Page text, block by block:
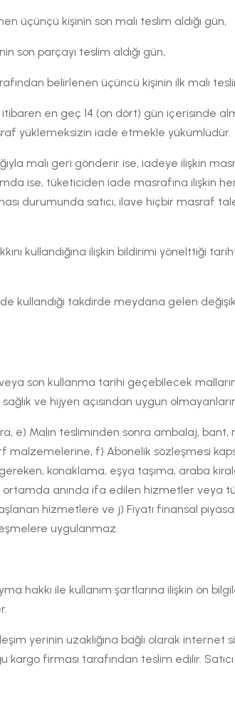
üçünçü kişinin son malı teslim aldığı gün,
parçayı teslim aldığı gün,
belirlenen üçüncü kişinin ilk malı teslim
itibaren en geç 14 (on dört) gün içerisinde
yüklemeksizin iade etmekle yükümlüdür.
malı geri gönderir ise, iadeye ilişkin
ise, tüketiciden iade masrafına ilişkin
durumunda satıcı, ilave hiçbir masraf
kullandığına ilişkin bildirimi yönelttiği
kullandığı takdirde meydana gelen
son kullanma tarihi geçebilecek
ve hijyen açısından uygun
e) Malın tesliminden sonra ambalaj, bant,
malzemelerine, f) Abonelik sözleşmesi
konaklama, eşya taşıma, araba
anında ifa edilen hizmetler veya
hizmetlere ve j) Fiyatı finansal
uygulanmaz.
ile kullanım şartlarına ilişkin ön
yerinin uzaklığına bağlı olarak internet
firması tarafından teslim edilir.